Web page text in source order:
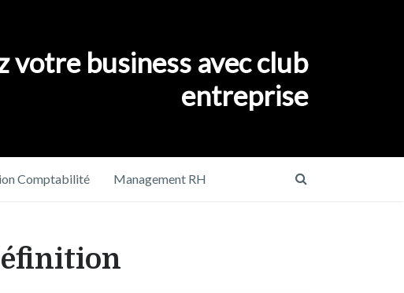
votre business avec club
entreprise
Comptabilité Management RH